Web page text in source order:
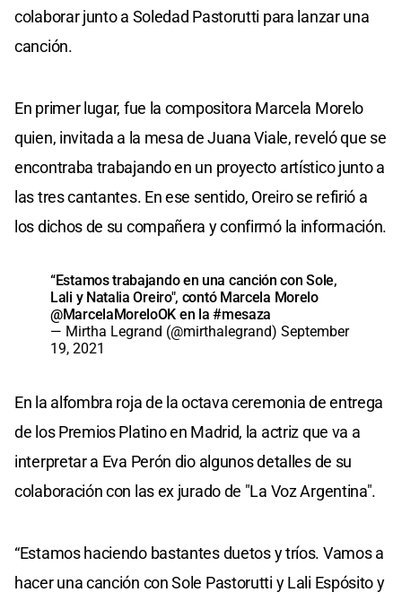
colaborar junto a Soledad Pastorutti para lanzar una
canción.
En primer lugar, fue la compositora Marcela Morelo
quien, invitada a la mesa de Juana Viale, reveló que se
encontraba trabajando en un proyecto artístico junto a
las tres cantantes. En ese sentido, Oreiro se refirió a
los dichos de su compañera y confirmó la información.
“Estamos trabajando en una canción con Sole,
Lali y Natalia Oreiro", contó Marcela Morelo
@MarcelaMoreloOK en la#mesaza
— Mirtha Legrand (@mirthalegrand) September
19, 2021
En la alfombra roja de la octava ceremonia de entrega
de los Premios Platino en Madrid, la actriz que va a
interpretar a Eva Perón dio algunos detalles de su
colaboración con las ex jurado de "La Voz Argentina".
“Estamos haciendo bastantes duetos y tríos. Vamos a
hacer una canción con Sole Pastorutti y Lali Espósito y